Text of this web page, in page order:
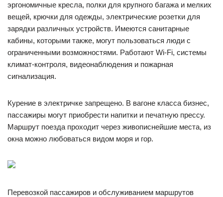
эргономичные кресла, полки для крупного багажа и мелких
вещей, крючки для одежды, электрические розетки для
зарядки различных устройств. Имеются санитарные
кабины, которыми также, могут пользоваться люди с
ограниченными возможностями. Работают Wi-Fi, системы
климат-контроля, видеонаблюдения и пожарная
сигнализация.
Курение в электричке запрещено. В вагоне класса бизнес,
пассажиры могут приобрести напитки и печатную прессу.
Маршрут поезда проходит через живописнейшие места, из
окна можно любоваться видом моря и гор.
Перевозкой пассажиров и обслуживанием маршрутов